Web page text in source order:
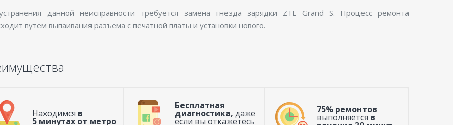
данной неисправности требуется замена гнезда зарядки ZTE Grand S. Процесс ремонта
путем выпаивания разъема с печатной платы и установки нового.
Находимся в
5 минутах от метро
Бесплатная
диагностика, даже
если вы откажетесь
75% ремонтов
выполняется в